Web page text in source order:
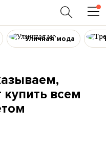
Уличная мода
купить всем